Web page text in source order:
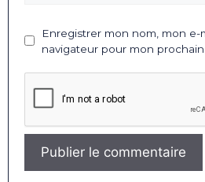
Enregistrer mon nom, mon e-
navigateur pour mon